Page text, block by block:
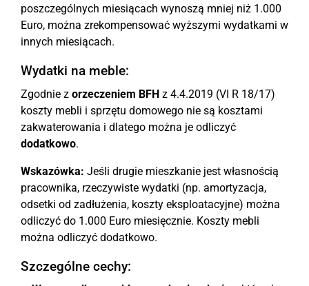
poszczególnych miesiącach wynoszą mniej niż 1.000
Euro, można zrekompensować wyższymi wydatkami w
innych miesiącach.
Wydatki na meble:
Zgodnie z orzeczeniem BFH z 4.4.2019 (VI R 18/17)
koszty mebli i sprzętu domowego nie są kosztami
zakwaterowania i dlatego można je odliczyć
dodatkowo.
Wskazówka: Jeśli drugie mieszkanie jest własnością
pracownika, rzeczywiste wydatki (np. amortyzacja,
odsetki od zadłużenia, koszty eksploatacyjne) można
odliczyć do 1.000 Euro miesięcznie. Koszty mebli
można odliczyć dodatkowo.
Szczególne cechy: